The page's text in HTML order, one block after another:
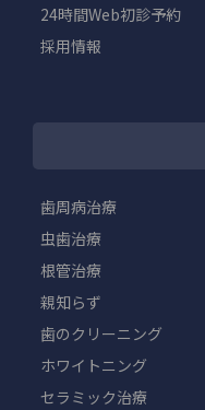
24時間Web初診予約
採用情報
歯周病治療
虫歯治療
根管治療
親知らず
歯のクリーニング
ホワイトニング
セラミック治療